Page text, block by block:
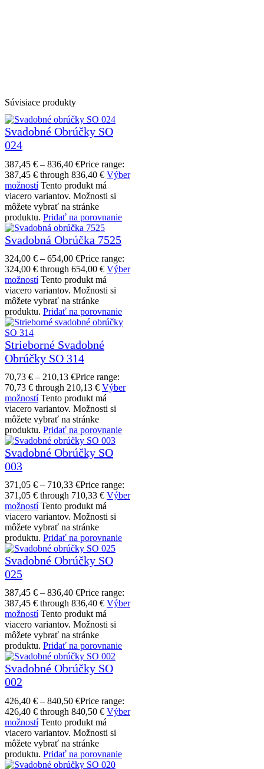
Súvisiace produkty
Svadobné Obrúčky SO
024
387,45 € – 836,40 €Price range:
387,45 € through 836,40 € Výber
možností Tento produkt má
viacero variantov. Možnosti si
môžete vybrať na stránke
produktu. Pridať na porovnanie
Svadobná Obrúčka 7525
324,00 € – 654,00 €Price range:
324,00 € through 654,00 € Výber
možností Tento produkt má
viacero variantov. Možnosti si
môžete vybrať na stránke
produktu. Pridať na porovnanie
Strieborné Svadobné
Obrúčky SO 314
70,73 € – 210,13 €Price range:
70,73 € through 210,13 € Výber
možností Tento produkt má
viacero variantov. Možnosti si
môžete vybrať na stránke
produktu. Pridať na porovnanie
Svadobné Obrúčky SO
003
371,05 € – 710,33 €Price range:
371,05 € through 710,33 € Výber
možností Tento produkt má
viacero variantov. Možnosti si
môžete vybrať na stránke
produktu. Pridať na porovnanie
Svadobné Obrúčky SO
025
387,45 € – 836,40 €Price range:
387,45 € through 836,40 € Výber
možností Tento produkt má
viacero variantov. Možnosti si
môžete vybrať na stránke
produktu. Pridať na porovnanie
Svadobné Obrúčky SO
002
426,40 € – 840,50 €Price range:
426,40 € through 840,50 € Výber
možností Tento produkt má
viacero variantov. Možnosti si
môžete vybrať na stránke
produktu. Pridať na porovnanie